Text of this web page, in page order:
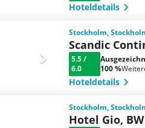
Hoteldetails
Stockholm,
Scandic
5.5/
6.0
100 %
Hoteldetails
Stockholm,
Hotel Gio,